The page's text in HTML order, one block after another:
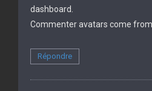
dashboard.
Commenter avatars come from
Répondre